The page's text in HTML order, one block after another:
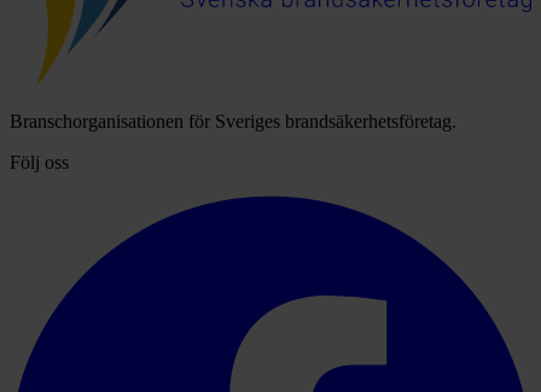
Branschorganisationen för Sveriges brandsäkerhetsföretag.
Följ oss